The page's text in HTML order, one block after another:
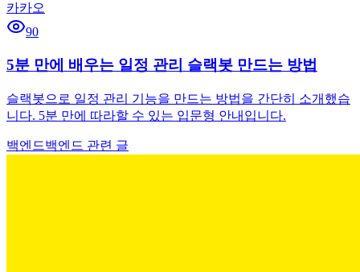
카카오
90
5분 만에 배우는 일정 관리 슬랙봇 만드는 방법
슬랙봇으로 일정 관리 기능을 만드는 방법을 간단히 소개했습
니다. 5분 만에 따라할 수 있는 입문형 안내입니다.
백엔드백엔드 관련 글